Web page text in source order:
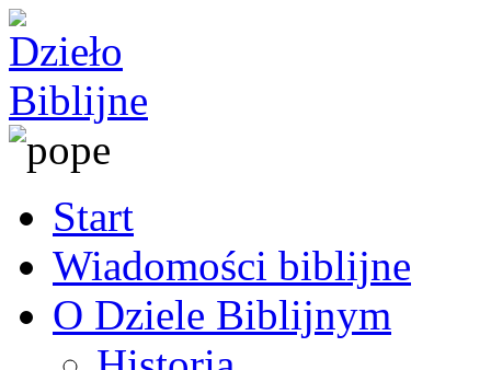
Start
Wiadomości biblijne
O Dziele Biblijnym